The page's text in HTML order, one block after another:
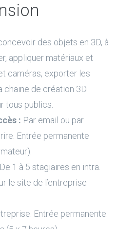
des objets en 3D, à
appliquer matériaux et
caméras, exporter les
chaine de création 3D.
tous publics.
: Par email ou par
Entrée permanente
De 1 à 5 stagiaires en intra.
le site de l’entreprise
Entrée permanente.